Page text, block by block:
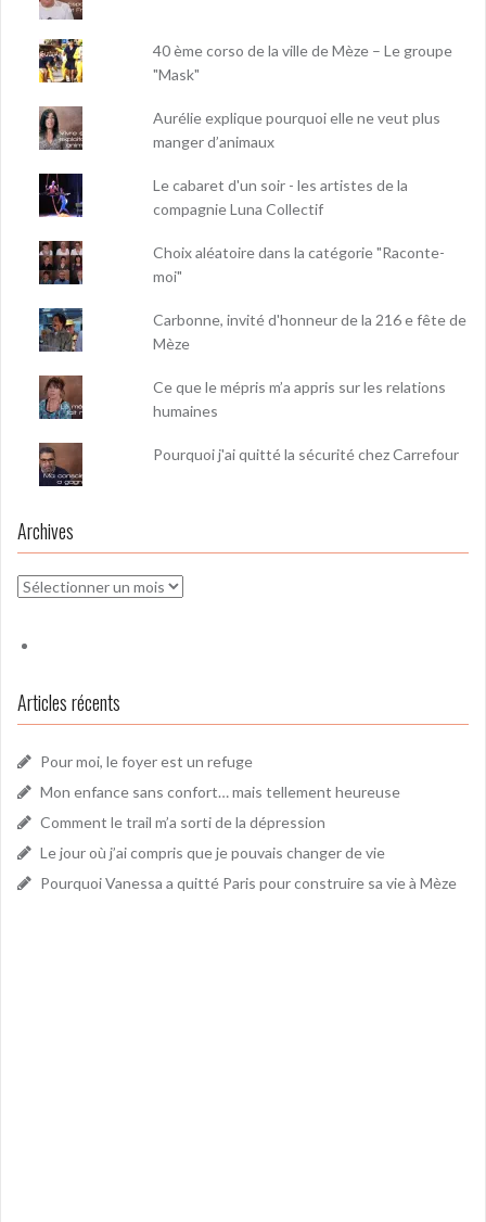
40 ème corso de la ville de Mèze – Le groupe
"Mask"
Aurélie explique pourquoi elle ne veut plus
manger d’animaux
Le cabaret d'un soir - les artistes de la
compagnie Luna Collectif
Choix aléatoire dans la catégorie "Raconte-
moi"
Carbonne, invité d'honneur de la 216 e fête de
Mèze
Ce que le mépris m’a appris sur les relations
humaines
Pourquoi j'ai quitté la sécurité chez Carrefour
Archives
Archives
Articles récents
Pour moi, le foyer est un refuge
Mon enfance sans confort… mais tellement heureuse
Comment le trail m’a sorti de la dépression
Le jour où j’ai compris que je pouvais changer de vie
Pourquoi Vanessa a quitté Paris pour construire sa vie à Mèze